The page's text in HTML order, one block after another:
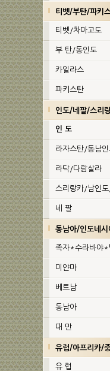
티벳/부탄/파키
티벳/차마고도
부 탄/동인도
카일라스
파키스탄
인도/네팔/스리
인 도
라자스탄/동남인
라닥/다람살라
스리랑카/남인
네 팔
동남아/인도네시
족자*수라바야*
미얀마
베트남
동남아
대 만
유럽/아프리카/
유 럽